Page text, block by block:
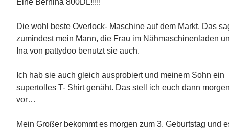
Die wohl beste Overlock- Maschine auf dem Markt. Das
zumindest mein Mann, die Frau im Nähmaschinenladen
Ina von pattydoo benutzt sie auch.
Ich hab sie auch gleich ausprobiert und meinem Sohn ein
supertolles T- Shirt genäht. Das stell ich euch dann
vor…
Mein Großer bekommt es morgen zum 3. Geburtstag und